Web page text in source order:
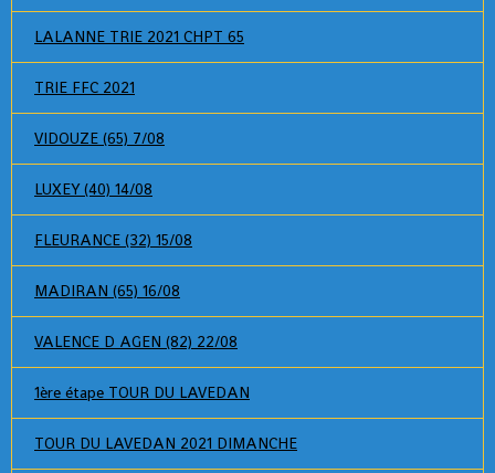
LALANNE TRIE 2021 CHPT 65
TRIE FFC 2021
VIDOUZE (65) 7/08
LUXEY (40) 14/08
FLEURANCE (32) 15/08
MADIRAN (65) 16/08
VALENCE D AGEN (82) 22/08
1ère étape TOUR DU LAVEDAN
TOUR DU LAVEDAN 2021 DIMANCHE